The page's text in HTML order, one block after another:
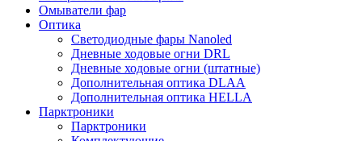
Омыватели фар
Оптика
Светодиодные фары Nanoled
Дневные ходовые огни DRL
Дневные ходовые огни (штатные)
Дополнительная оптика DLAA
Дополнительная оптика HELLA
Парктроники
Парктроники